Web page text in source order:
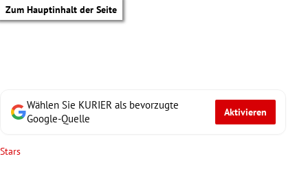
Zum Hauptinhalt der Seite
Wählen Sie KURIER als bevorzugte
Google-Quelle
Aktivieren
Stars